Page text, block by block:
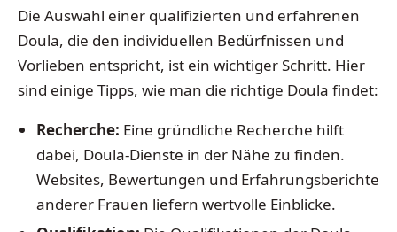
Die Auswahl einer qualifizierten und erfahrenen
Doula, die den individuellen Bedürfnissen und
Vorlieben entspricht, ist ein wichtiger Schritt. Hier
sind einige Tipps, wie man die richtige Doula findet:
Recherche: Eine gründliche Recherche hilft
dabei, Doula-Dienste in der Nähe zu finden.
Websites, Bewertungen und Erfahrungsberichte
anderer Frauen liefern wertvolle Einblicke.